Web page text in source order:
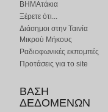
ΒΗΜΑτάκια
Ξέρετε ότι...
Διάσημοι στην Ταινία
Μικρού Μήκους
Ραδιοφωνικές εκπομπές
Προτάσεις για το site
ΒΑΣΗ
ΔΕΔΟΜΕΝΩΝ